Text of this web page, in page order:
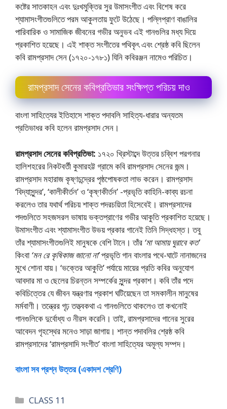
কষ্টের সাতকাহন এবং দুঃখমুক্তির সুর উমাসংগীত এবং বিশেষ করে
শ্যামাসংগীতগুলিতে পরম আকুলতায় ফুটে উঠেছে। পল্লিপ্রাণ বাঙালির
পারিবারিক ও সামাজিক জীবনের গভীর অনুভব এই গানগুলির মধ্য দিয়ে
প্রকাশিত হয়েছে। এই শাক্ত সংগীতের পথিকৃৎ এবং শ্রেষ্ঠ কবি ছিলেন
কবি রামপ্রসাদ সেন (১৭২০-১৭৮১) যিনি কবিরঞ্জন নামেও পরিচিত।
রামপ্রসাদ সেনের কবিপ্রতিভার সংক্ষিপ্ত পরিচয় দাও
বাংলা সাহিত্যের ইতিহাসে শাক্ত পদাবলি সাহিত্য-ধারার অন্যতম
প্রতিভাধর কবি হলেন রামপ্রসাদ সেন।
রামপ্রসাদ সেনের কবিপ্রতিভা: ১৭২০ খ্রিস্টাব্দে উত্তর চব্বিশ পরগনার
হালিশহরের নিকটবর্তী কুমারহট্ট গ্রামে কবি রামপ্রসাদ সেনের জন্ম।
রামপ্রসাদ মহারাজ কৃষ্ণচন্দ্রের পৃষ্ঠপােষকতা লাভ করেন। রামপ্রসাদ
‘বিদ্যাসুন্দর’, ‘কালীকীর্তন’ ও ‘কৃষ্ণকীর্তন’ -প্রভৃতি কাহিনি-কাব্য রচনা
করলেও তার যথার্থ পরিচয় শাক্ত পদরচয়িতা হিসেবেই। রামপ্রসাদের
পদগুলিতে সহজসরল ভাষায় ভক্তপ্রাণের গভীর আকুতি প্রকাশিত হয়েছে।
উমাসংগীত এবং শ্যামাসংগীত উভয় প্রকার গানেই তিনি সিদ্ধহস্ত। তবু
তাঁর শ্যামাসংগীতগুলিই মানুষকে বেশি টানে। তাঁর ‘মা আমায় ঘুরাবে কত’
কিংবা‘মন রে কৃষিকাজ জানাে না’প্রভৃতি গান বাংলার পথে-ঘাটে নানাজনের
মুখে শােনা যায়। ‘ভক্তের আকুতি’ পর্যায়ে মায়ের প্রতি কবির অনুযোগ
আবদার মা ও ছেলের চিরন্তন সম্পর্কের সুন্দর প্রকাশ। কবি তাঁর পদে
কবিচিত্তের যে জীবন যন্ত্রণার প্রকাশ ঘটিয়েছেন তা সমকালীন মানুষের
মর্মবাণী। তন্ত্রের গৃঢ় তত্ত্বকথা এ গানগুলিতে থাকলেও তা কখনােই
গানগুলিকে দুর্বোধ্য ও নীরস করেনি। তাই, রামপ্রসাদের গানের সুরের
আবেদন গৃহস্থের মনেও সাড়া জাগায়। শান্ত পদাবলির শ্রেষ্ঠ কবি
রামপ্রসাদের ‘রামপ্রসাদি সংগীত’ বাংলা সাহিত্যের অমূল্য সম্পদ।
বাংলা সব প্রশ্ন উত্তর (একাদশ শ্রেণি)
Categories
CLASS 11